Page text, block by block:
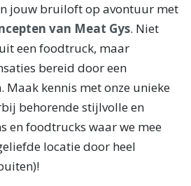
jouw bruiloft op avontuur met
van Meat Gys. Niet
een foodtruck, maar
bereid door een
Maak kennis met onze unieke
behorende stijlvolle en
en foodtrucks waar we mee
locatie door heel